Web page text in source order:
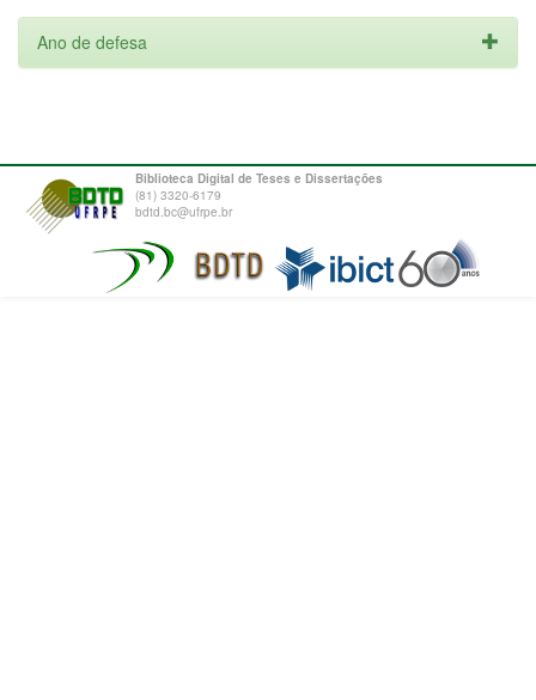
Ano de defesa
Biblioteca Digital de Teses e Dissertações
(81) 3320-6179
bdtd.bc@ufrpe.br